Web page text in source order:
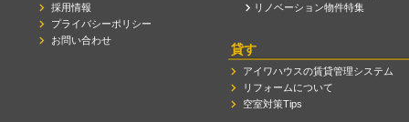
採用情報
プライバシーポリシー
お問い合わせ
リノベーション物件特集
貸す
アイワハウスの賃貸管理システム
リフォームについて
空室対策Tips